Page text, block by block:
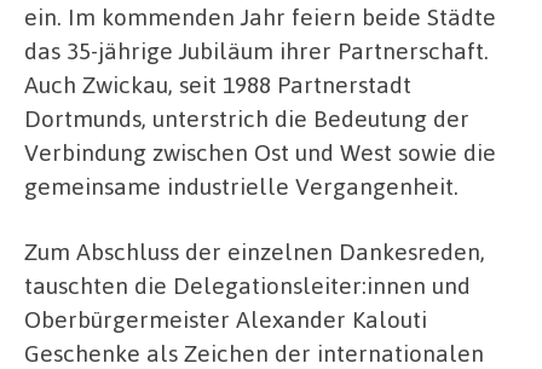
ein. Im kommenden Jahr feiern beide Städte
das 35-jährige Jubiläum ihrer Partnerschaft.
Auch Zwickau, seit 1988 Partnerstadt
Dortmunds, unterstrich die Bedeutung der
Verbindung zwischen Ost und West sowie die
gemeinsame industrielle Vergangenheit.
Zum Abschluss der einzelnen Dankesreden,
tauschten die Delegationsleiter:innen und
Oberbürgermeister Alexander Kalouti
Geschenke als Zeichen der internationalen